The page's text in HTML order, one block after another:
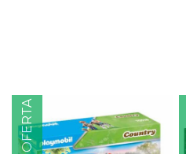
OFERTA